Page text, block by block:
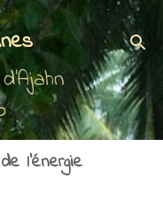
l'énergie